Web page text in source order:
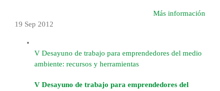
Más información
19 Sep 2012
V Desayuno de trabajo para emprendedores del medio
ambiente: recursos y herramientas
V Desayuno de trabajo para emprendedores del